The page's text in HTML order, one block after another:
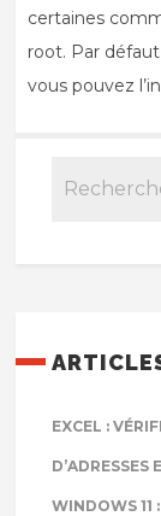
certaines
root. Par
vous pouvez
EXCEL :
D’ADRESSES
WINDOWS 11